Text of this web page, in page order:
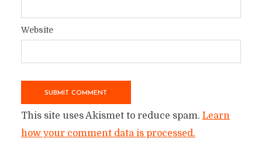
Website
This site uses Akismet to reduce spam. Learn
how your comment data is processed.